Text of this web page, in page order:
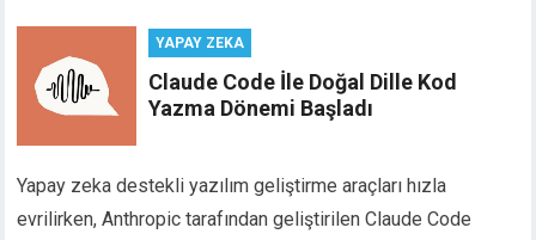
YAPAY ZEKA
Claude Code İle Doğal Dille Kod
Yazma Dönemi Başladı
Yapay zeka destekli yazılım geliştirme araçları hızla
evrilirken, Anthropic tarafından geliştirilen Claude Code